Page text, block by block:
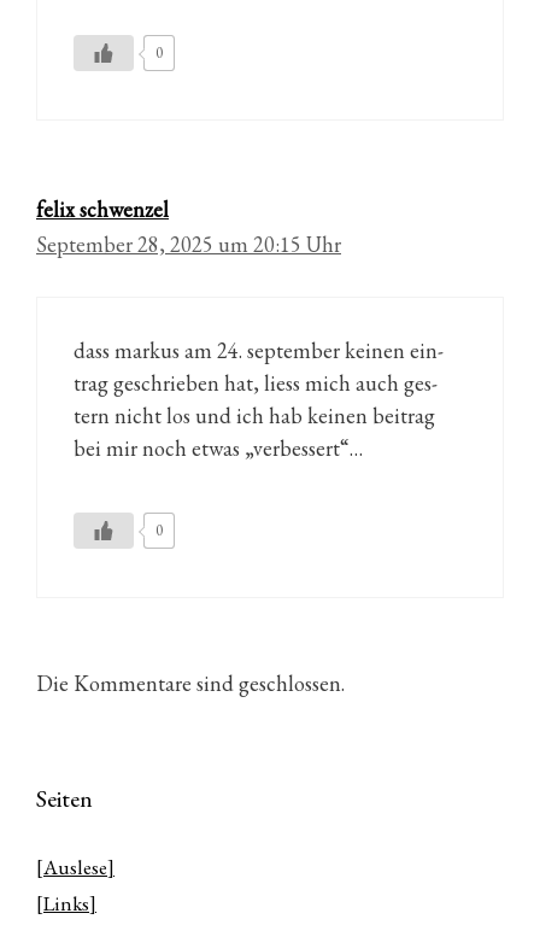
0
felix schwenzel
September 28, 2025 um 20:15 Uhr
dass mar­kus am 24. sep­tem­ber kei­nen ein­
trag ge­schrie­ben hat, liess mich auch ges­
tern nicht los und ich hab kei­nen bei­trag
bei mir noch et­was „ver­bes­sert“…
0
Die Kommentare sind geschlossen.
Seiten
[Auslese]
[Links]